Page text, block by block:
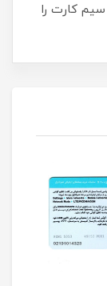
کارت را